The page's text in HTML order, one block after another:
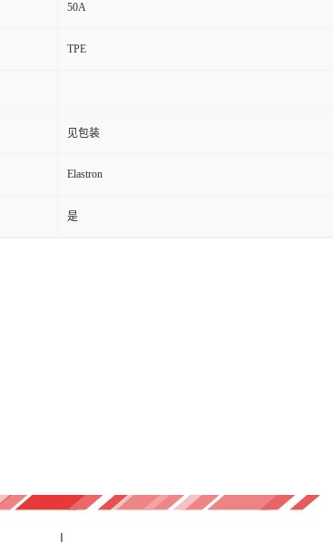
50A
TPE
见包装
Elastron
是